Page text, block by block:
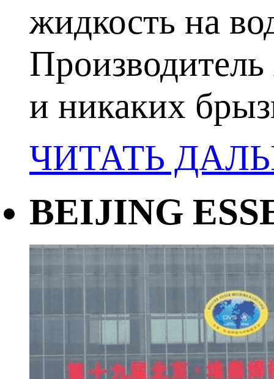
жидкость на
и никаких
ЧИТАТЬ
BEIJING